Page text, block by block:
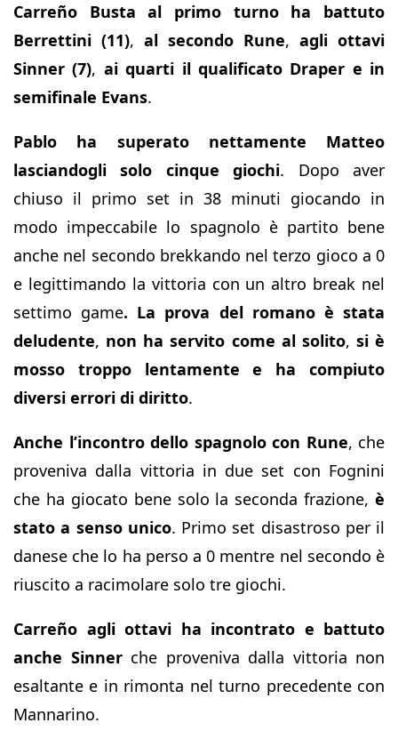
Carreño Busta al primo turno ha battuto
Berrettini (11), al secondo Rune, agli ottavi
Sinner (7), ai quarti il qualificato Draper e in
semifinale Evans.
Pablo ha superato nettamente Matteo
lasciandogli solo cinque giochi. Dopo aver
chiuso il primo set in 38 minuti giocando in
modo impeccabile lo spagnolo è partito bene
anche nel secondo brekkando nel terzo gioco a 0
e legittimando la vittoria con un altro break nel
settimo game. La prova del romano è stata
deludente, non ha servito come al solito, si è
mosso troppo lentamente e ha compiuto
diversi errori di diritto.
Anche l’incontro dello spagnolo con Rune, che
proveniva dalla vittoria in due set con Fognini
che ha giocato bene solo la seconda frazione, è
stato a senso unico. Primo set disastroso per il
danese che lo ha perso a 0 mentre nel secondo è
riuscito a racimolare solo tre giochi.
Carreño agli ottavi ha incontrato e battuto
anche Sinnerche proveniva dalla vittoria non
esaltante e in rimonta nel turno precedente con
Mannarino.